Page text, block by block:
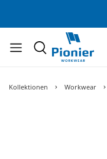
Kollektionen Workwear